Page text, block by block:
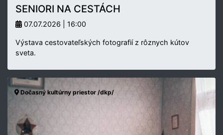
SENIORI NA CESTÁCH
07.07.2026 | 16:00
Výstava cestovateľských fotografií z rôznych kútov
sveta.
Dočasný kultúrny priestor /dkp/